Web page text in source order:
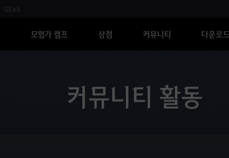
GEAR
모험가 캠프 상점 커뮤니티 다운로드
커뮤니티 활동